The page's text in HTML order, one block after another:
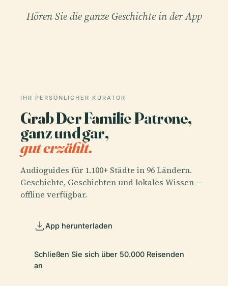
Hören Sie die ganze Geschichte in der App
IHR PERSÖNLICHER KURATOR
Grab Der Familie Patrone,
ganz und gar,
gut erzählt.
Audioguides für 1.100+ Städte in 96 Ländern.
Geschichte, Geschichten und lokales Wissen —
offline verfügbar.
App herunterladen
Schließen Sie sich über 50.000 Reisenden
an